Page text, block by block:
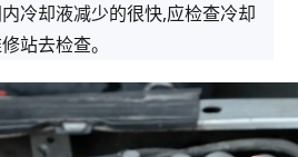
冷却液减少的很快,应检查冷却
站去检查。